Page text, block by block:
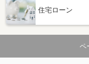
住 所
専有面積
間取り
住宅ローン
ペ